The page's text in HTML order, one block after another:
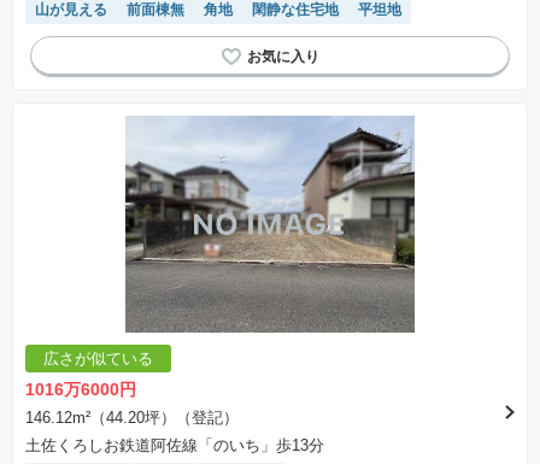
場合があります。
山が見える 前面棟無 角地 閑静な住宅地 平坦地
広さが似ている
1016万6000円
146.12m²（44.20坪）（登記）
土佐くろしお鉄道阿佐線「のいち」歩13分